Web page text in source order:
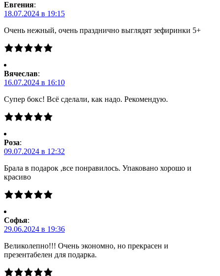
Евгения:
18.07.2024 в 19:15
Очень нежный, очень празднично выглядят зефиринки 5+
Вячеслав:
16.07.2024 в 16:10
Супер бокс! Всё сделали, как надо. Рекомендую.
Роза:
09.07.2024 в 12:32
Брала в подарок ,все понравилось. Упаковано хорошо и
красиво
Софья:
29.06.2024 в 19:36
Великолепно!!! Очень экономно, но прекрасен и
презентабелен для подарка.